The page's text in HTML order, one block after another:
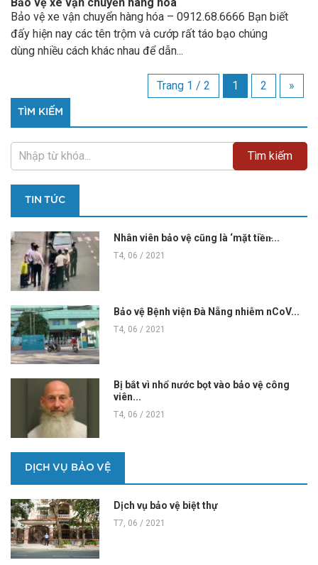
Bảo vệ xe vận chuyển hàng hóa – 0912.68.6666 Bạn biết
đấy hiện nay các tên trộm và cướp rất táo bạo chúng
dùng nhiều cách khác nhau để dẫn...
Trang 1 / 2 1 2 »
TÌM KIẾM
TIN TỨC
Nhân viên bảo vệ cũng là ‘mặt tiền̵...
T4, 06 / 2021
Bảo vệ Bệnh viện Đà Nẵng nhiễm nCoV...
T4, 06 / 2021
Bị bắt vì nhổ nước bọt vào bảo vệ công
viên...
T4, 06 / 2021
DỊCH VỤ BẢO VỆ
Dịch vụ bảo vệ biệt thự
T7, 06 / 2021